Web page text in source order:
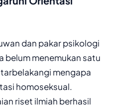
dan pakar psikologi
belum menemukan satu
mengapa
homoseksual.
riset ilmiah berhasil